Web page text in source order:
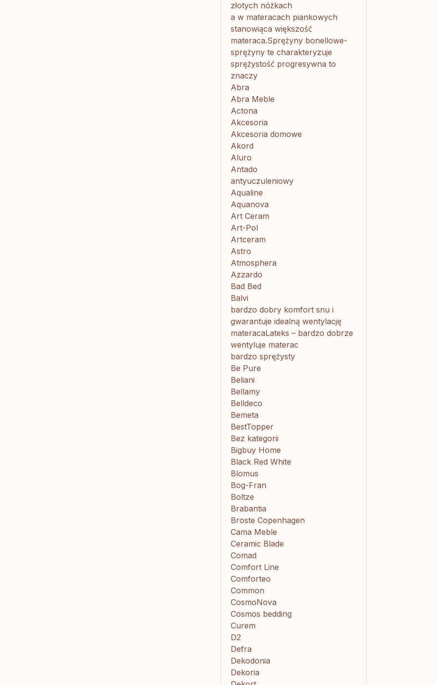
złotych nóżkach
a w materacach piankowych
stanowiąca większość
materaca.Sprężyny bonellowe-
sprężyny te charakteryzuje
sprężystość progresywna to
znaczy
Abra
Abra Meble
Actona
Akcesoria
Akcesoria domowe
Akord
Aluro
Antado
antyuczuleniowy
Aqualine
Aquanova
Art Ceram
Art-Pol
Artceram
Astro
Atmosphera
Azzardo
Bad Bed
Balvi
bardzo dobry komfort snu i
gwarantuje idealną wentylację
materacaLateks – bardzo dobrze
wentyluje materac
bardzo sprężysty
Be Pure
Beliani
Bellamy
Belldeco
Bemeta
BestTopper
Bez kategorii
Bigbuy Home
Black Red White
Blomus
Bog-Fran
Boltze
Brabantia
Broste Copenhagen
Cama Meble
Ceramic Blade
Comad
Comfort Line
Comforteo
Common
CosmoNova
Cosmos bedding
Curem
D2
Defra
Dekodonia
Dekoria